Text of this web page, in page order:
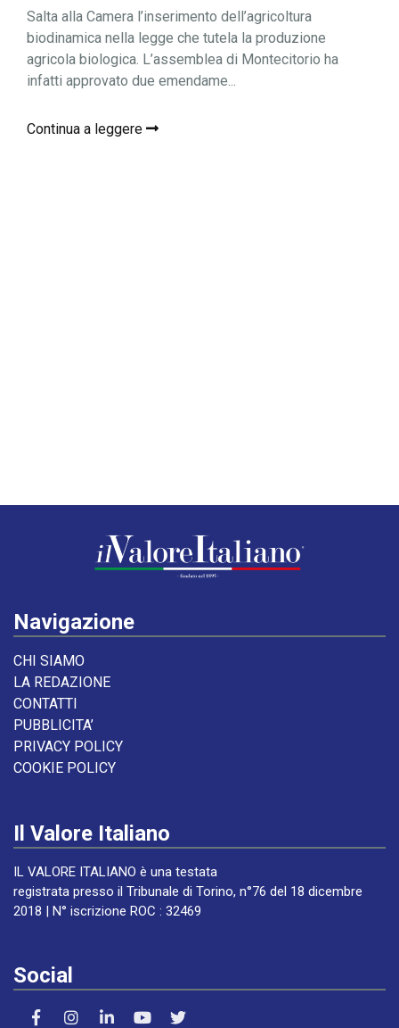
Salta alla Camera l’inserimento dell’agricoltura
biodinamica nella legge che tutela la produzione
agricola biologica. L’assemblea di Montecitorio ha
infatti approvato due emendame...
Continua a leggere
Navigazione
CHI SIAMO
LA REDAZIONE
CONTATTI
PUBBLICITA’
PRIVACY POLICY
COOKIE POLICY
Il Valore Italiano
IL VALORE ITALIANO è una testata
registrata presso il Tribunale di Torino, n°76 del 18 dicembre
2018 | N° iscrizione ROC : 32469
Social